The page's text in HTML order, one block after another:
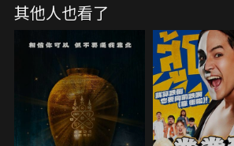
中，申明自己並無惡意，而古志明對這
漸漸產生了情愫……
其他人也看了